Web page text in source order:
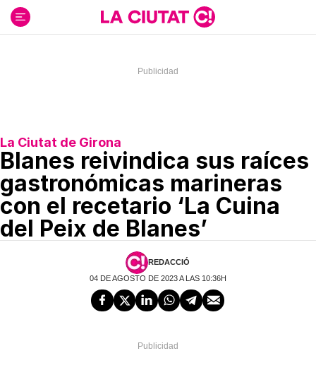
contenido
La Ciutat de Girona
Blanes reivindica sus raíces
gastronómicas marineras
con el recetario ‘La Cuina
del Peix de Blanes’
REDACCIÓ
04 DE AGOSTO DE 2023 A LAS 10:36H